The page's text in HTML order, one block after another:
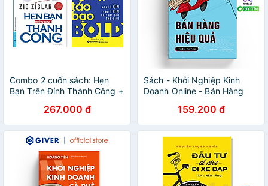
Combo 2 cuốn sách: Hẹn
Bạn Trên Đỉnh Thành Công +
267.000 đ
Sách - Khởi Nghiệp Kinh
Doanh Online - Bán Hàng
159.200 đ